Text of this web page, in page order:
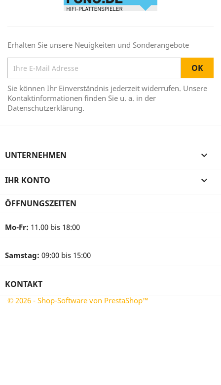
Erhalten Sie unsere Neuigkeiten und Sonderangebote
Sie können Ihr Einverständnis jederzeit widerrufen. Unsere
Kontaktinformationen finden Sie u. a. in der
Datenschutzerklärung.
UNTERNEHMEN 
IHR KONTO 
ÖFFNUNGSZEITEN
Mo-Fr: 11.00 bis 18:00
Samstag: 09:00 bis 15:00
KONTAKT
© 2026 - Shop-Software von PrestaShop™